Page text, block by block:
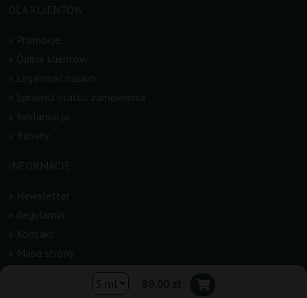
DLA KLIENTÓW
Promocje
Opinie klientów
Legalność nasion
Sprawdź status zamówienia
Reklamacja
Rabaty
INFORMACJE
Newsletter
Regulamin
Kontakt
Mapa strony